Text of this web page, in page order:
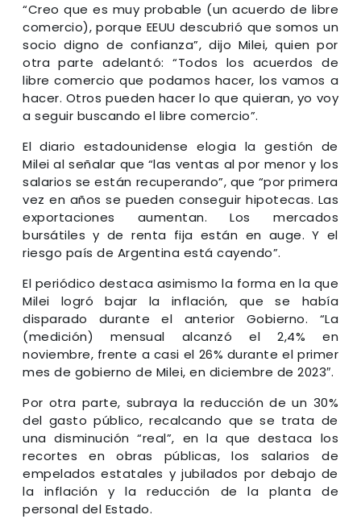
“Creo que es muy probable (un acuerdo de libre
comercio), porque EEUU descubrió que somos un
socio digno de confianza”, dijo Milei, quien por
otra parte adelantó: “Todos los acuerdos de
libre comercio que podamos hacer, los vamos a
hacer. Otros pueden hacer lo que quieran, yo voy
a seguir buscando el libre comercio”.
El diario estadounidense elogia la gestión de
Milei al señalar que “las ventas al por menor y los
salarios se están recuperando”, que “por primera
vez en años se pueden conseguir hipotecas. Las
exportaciones aumentan. Los mercados
bursátiles y de renta fija están en auge. Y el
riesgo país de Argentina está cayendo”.
El periódico destaca asimismo la forma en la que
Milei logró bajar la inflación, que se había
disparado durante el anterior Gobierno. “La
(medición) mensual alcanzó el 2,4% en
noviembre, frente a casi el 26% durante el primer
mes de gobierno de Milei, en diciembre de 2023″.
Por otra parte, subraya la reducción de un 30%
del gasto público, recalcando que se trata de
una disminución “real”, en la que destaca los
recortes en obras públicas, los salarios de
empelados estatales y jubilados por debajo de
la inflación y la reducción de la planta de
personal del Estado.